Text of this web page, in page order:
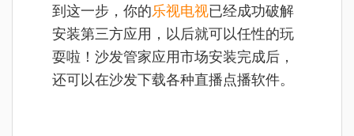
到这一步，你的乐视电视已经成功破解
安装第三方应用，以后就可以任性的玩
耍啦！沙发管家应用市场安装完成后，
还可以在沙发下载各种直播点播软件。